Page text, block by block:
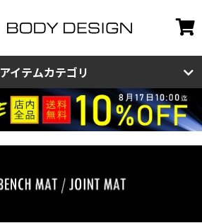
アイテムカテゴリ